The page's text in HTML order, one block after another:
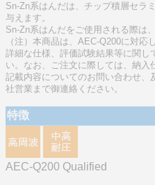
Sn-Zn系はんだは、チップ積層セラ
与えます。
Sn-Zn系はんだをご使用される際は
（注）本商品は、AEC-Q200に対
詳細な仕様、評価試験結果等に関し
い。なお、ご注文に際しては、納入
記載内容についてのお問い合わせ
社営業まで御連絡ください。
特徴
AEC-Q200 Qualified